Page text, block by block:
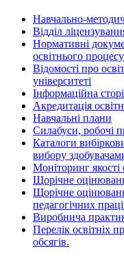
Навчально-
Відділ
Нормативні
освітнього процесу
Відомості про
університеті
Інформаційна
Акредитація
Навчальні плани
Силабуси, робочі
Каталоги
вибору
Моніторинг якості
Щорічне
Щорічне
педагогічних
Виробнича
Перелік освітніх
oбсягів.